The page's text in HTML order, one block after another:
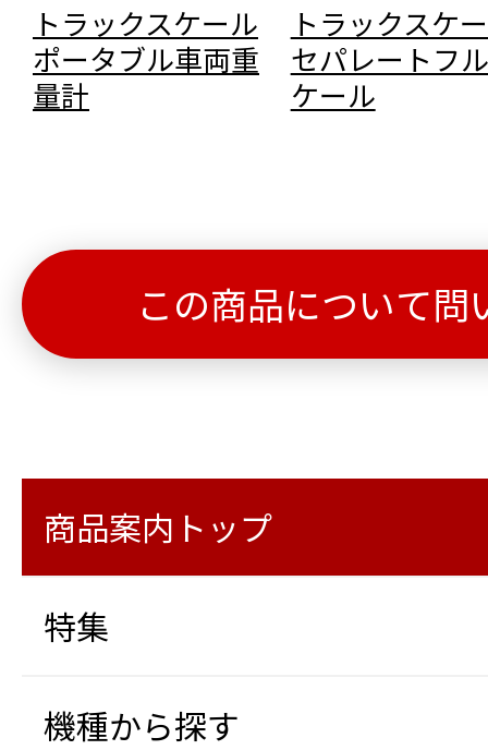
トラックスケール
ポータブル車両重
量計
トラックスケ
セパレートフ
ケール
この商品について問
商品案内トップ
特集
機種から探す